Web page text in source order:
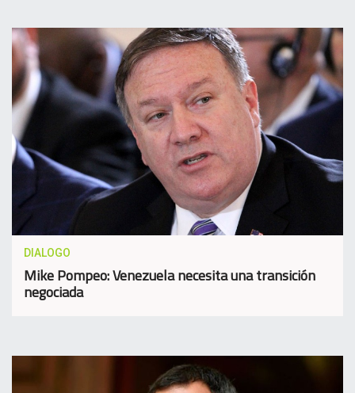
DIALOGO
Mike Pompeo: Venezuela necesita una transición
negociada